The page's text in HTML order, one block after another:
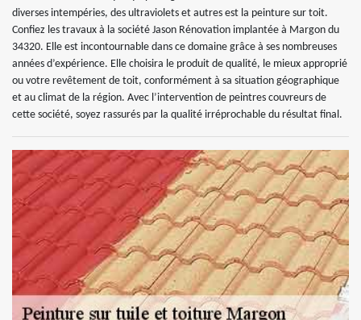
diverses intempéries, des ultraviolets et autres est la peinture sur toit.
Confiez les travaux à la société Jason Rénovation implantée à Margon du
34320. Elle est incontournable dans ce domaine grâce à ses nombreuses
années d’expérience. Elle choisira le produit de qualité, le mieux approprié
ou votre revêtement de toit, conformément à sa situation géographique
et au climat de la région. Avec l’intervention de peintres couvreurs de
cette société, soyez rassurés par la qualité irréprochable du résultat final.